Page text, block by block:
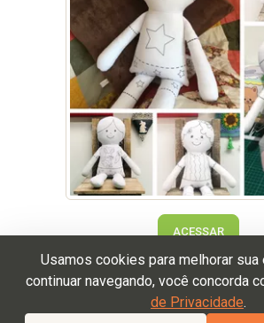
Usamos cookies para melhorar sua
continuar navegando, você concorda
de Privacidade.
ACESSAR